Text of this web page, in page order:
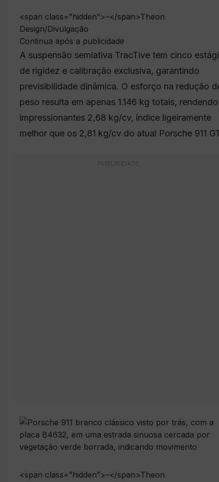
<span class=”hidden”>–</span>Theon
Design/Divulgação
Continua após a publicidade
A suspensão semiativa TracTive tem cinco
de rigidez e calibração exclusiva, garantindo
previsibilidade dinâmica. O esforço na redução
peso resulta em apenas 1.146 kg totais, rendendo
impressionantes 2,68 kg/cv, índice ligeiramente
melhor que os 2,81 kg/cv do atual Porsche 911
<span class=”hidden”>–</span>Theon